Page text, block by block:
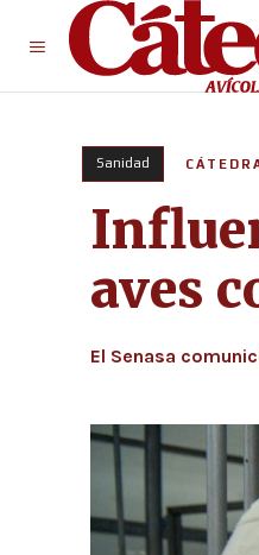
Sanidad
aves
El Senasa